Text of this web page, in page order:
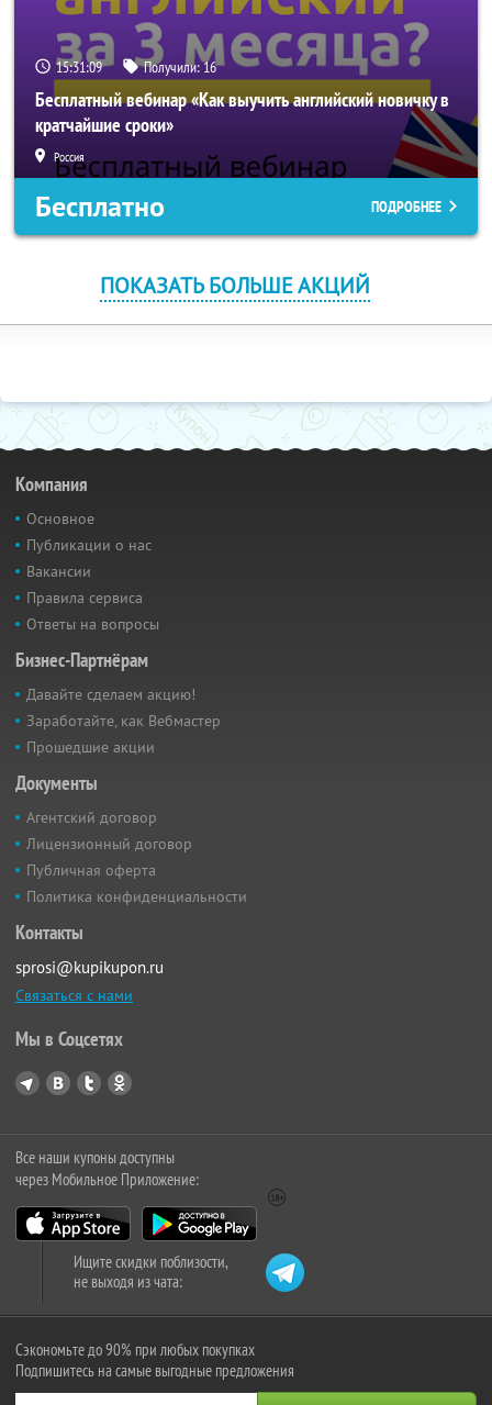
15:31:09 Получили:16
Бесплатный вебинар «Как выучить английский новичку в
кратчайшие сроки»
Россия
Бесплатно ПОДРОБНЕЕ
ПОКАЗАТЬ БОЛЬШЕ АКЦИЙ
Компания
Основное
Публикации о нас
Вакансии
Правила сервиса
Ответы на вопросы
Бизнес-Партнёрам
Давайте сделаем акцию!
Заработайте, как Вебмастер
Прошедшие акции
Документы
Агентский договор
Лицензионный договор
Публичная оферта
Политика конфиденциальности
Контакты
sprosi@kupikupon.ru
Связаться с нами
Мы в Соцсетях
Все наши купоны доступны
через Мобильное Приложение:
Ищите скидки поблизости,
не выходя из чата:
Сэкономьте до 90% при любых покупках
Подпишитесь на самые выгодные предложения